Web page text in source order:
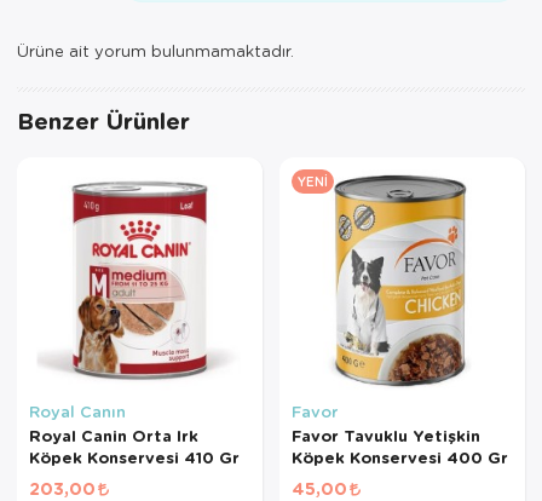
Ürüne ait yorum bulunmamaktadır.
Benzer Ürünler
Royal Canın
Royal Canin Orta Irk
Köpek Konservesi 410 Gr
203,00
YENI
Favor
Favor Tavuklu Yetişkin
Köpek Konservesi 400 Gr
45,00